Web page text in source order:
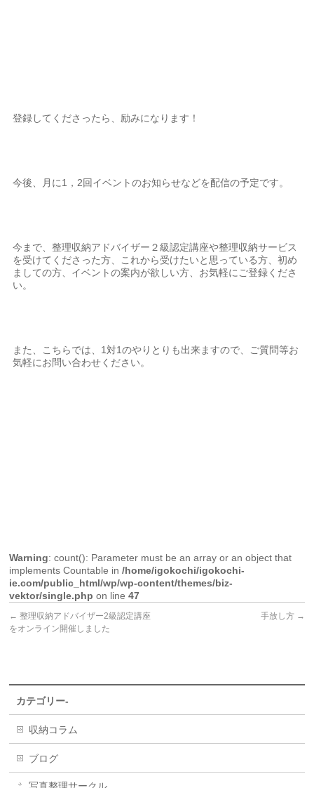
登録してくださったら、励みになります！
今後、月に1，2回イベントのお知らせなどを配信の予定です。
今まで、整理収納アドバイザー２級認定講座や整理収納サービス
を受けてくださった方、これから受けたいと思っている方、初め
ましての方、イベントの案内が欲しい方、お気軽にご登録くださ
い。
また、こちらでは、1対1のやりとりも出来ますので、ご質問等お
気軽にお問い合わせください。
Warning: count(): Parameter must be an array or an object that
implements Countable in/home/igokochi/igokochi-
ie.com/public_html/wp/wp-content/themes/biz-
vektor/single.php on line47
← 整理収納アドバイザー2級認定講座
をオンライン開催しました
手放し方 →
カテゴリー-
収納コラム
ブログ